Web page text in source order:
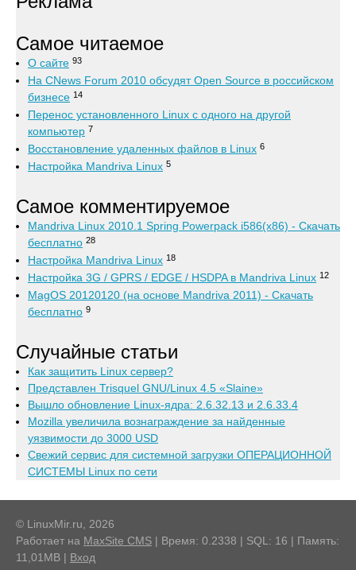
Самое читаемое
О сайте 93
На CNews Forum 2010 обсудят Open Source в российском
бизнесе 14
Перенос установленного Linux с одного на другой
компьютер 7
Восстановление удаленных файлов в Linux 6
Настройка Mandriva Linux 5
Самое комментируемое
Mandriva Linux 2010.1 Spring Powerpack i586(x86) - Скачать
бесплатно 28
Настройка Mandriva Linux 18
Настройка 3G / GPRS / EDGE / HSDPA в Mandriva Linux 12
MagOS 20120120 (на основе Mandriva 2011) - Скачать
бесплатно 9
Случайные статьи
Как защитить Linux сервер?
Представлен Trisquel GNU/Linux 4.5 «Slaine»
Вышло обновление Linux-ядра: 2.6.32.13 и 2.6.33.4
Mozilla увеличила вознаграждение за найденные
уязвимости до 3000 USD
Свежий сервис для системной загрузки ОПЕРАЦИОННОЙ
СИСТЕМЫ Linux по сети
© LinuxMir.ru, 2026
Работает на MaxSite CMS | Время: 0.2338 | SQL: 16 | Память:
11,01MB | Вход